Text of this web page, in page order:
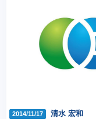
2014/11/17 清水 宏和